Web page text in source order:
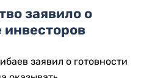
заявило о
заявил о готовности